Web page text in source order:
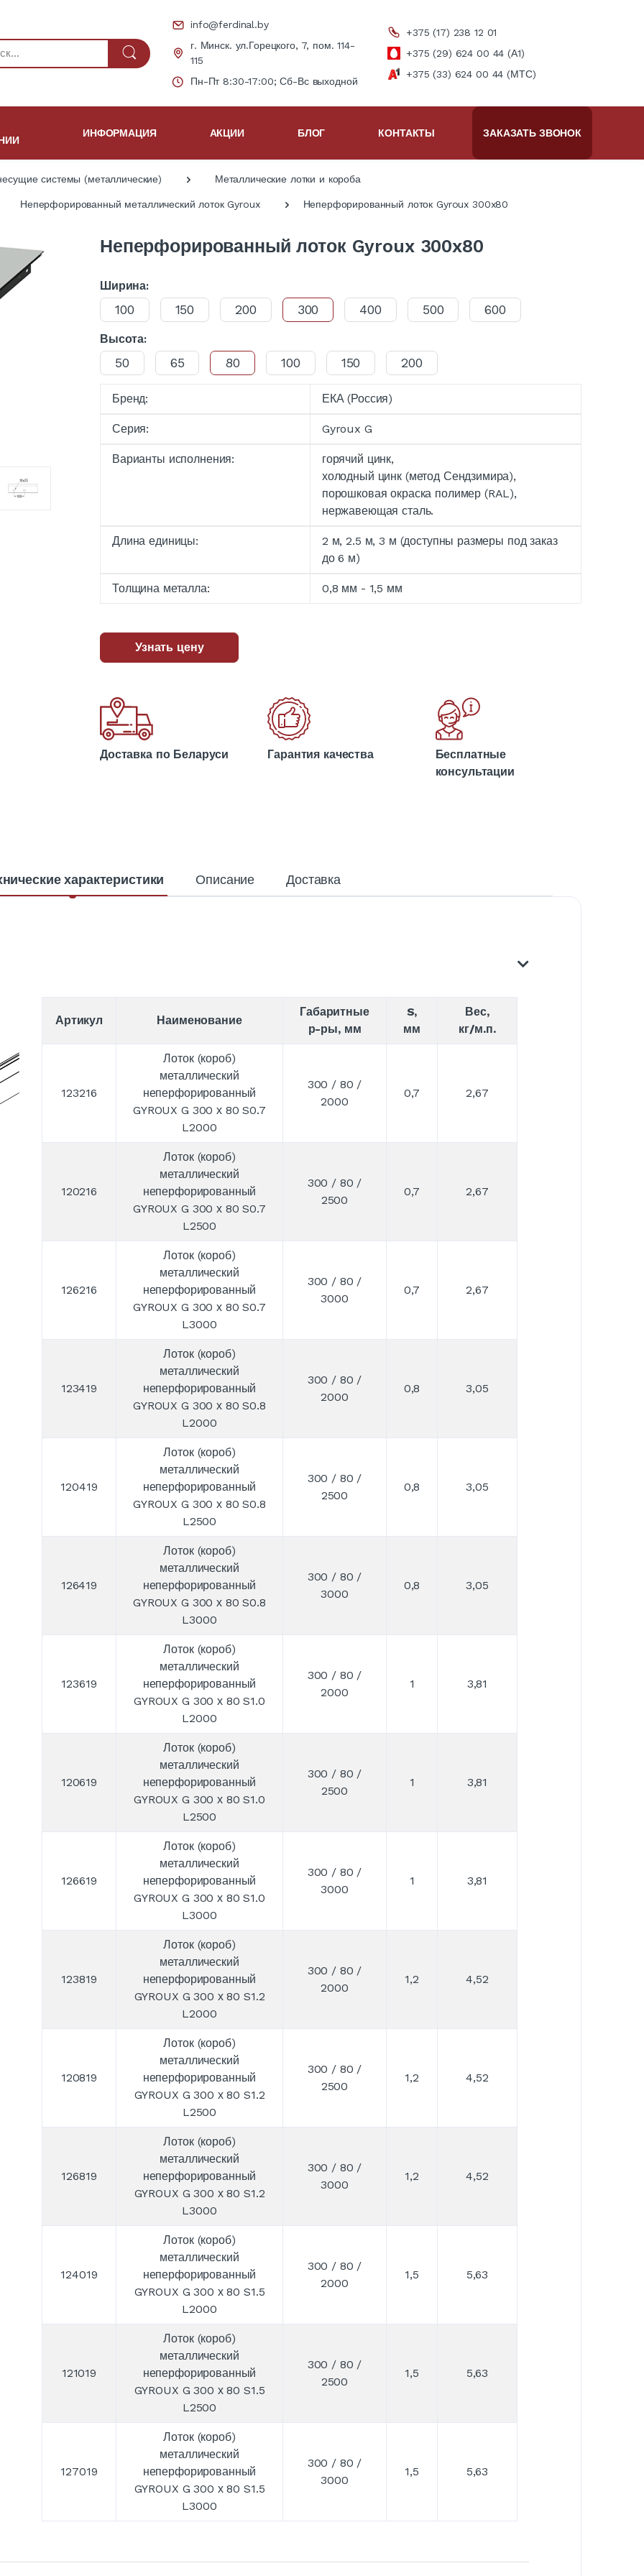
info@ferdinal.by
г. Минск. ул.Горецкого, 7, пом. 114-
115
Пн-Пт 8:30-17:00; Сб-Вс выходной
+375 (17) 238 12 01
+375 (29) 624 00 44 (А1)
+375 (33) 624 00 44 (МТС)
ИНФОРМАЦИЯ АКЦИИ БЛОГ КОНТАКТЫ ЗАКАЗАТЬ ЗВОНОК
системы (металлические) Металлические лотки и короба
Неперфорированный металлический лоток Gyroux Неперфорированный лоток Gyroux 300x80
Неперфорированный лоток Gyroux 300x80
Ширина:
100 150 200 300 400 500 600
Высота:
50 65 80 100 150 200
Бренд: ЕКА (Россия)
Серия: Gyroux G
Варианты исполнения:
горячий цинк,
холодный цинк (метод Сендзимира),
порошковая окраска полимер (RAL),
нержавеющая сталь.
Длина единицы:
2 м, 2.5 м, 3 м (доступны размеры под заказ
до 6 м)
Толщина металла: 0,8 мм - 1,5 мм
Узнать цену
Доставка по Беларуси Гарантия качества
Бесплатные
консультации
характеристики Описание Доставка
Артикул Наименование
Габаритные
р-ры, мм
S,
мм
Вес,
кг/м.п.
123216
Лоток (короб)
металлический
неперфорированный
GYROUX G 300 х 80 S0.7
L2000
300 / 80 /
2000
0,7 2,67
120216
Лоток (короб)
металлический
неперфорированный
GYROUX G 300 х 80 S0.7
L2500
300 / 80 /
2500
0,7 2,67
126216
Лоток (короб)
металлический
неперфорированный
GYROUX G 300 х 80 S0.7
L3000
300 / 80 /
3000
0,7 2,67
123419
Лоток (короб)
металлический
неперфорированный
GYROUX G 300 х 80 S0.8
L2000
300 / 80 /
2000
0,8 3,05
120419
Лоток (короб)
металлический
неперфорированный
GYROUX G 300 х 80 S0.8
L2500
300 / 80 /
2500
0,8 3,05
126419
Лоток (короб)
металлический
неперфорированный
GYROUX G 300 х 80 S0.8
L3000
300 / 80 /
3000
0,8 3,05
123619
Лоток (короб)
металлический
неперфорированный
GYROUX G 300 х 80 S1.0
L2000
300 / 80 /
2000
1 3,81
120619
Лоток (короб)
металлический
неперфорированный
GYROUX G 300 х 80 S1.0
L2500
300 / 80 /
2500
1 3,81
126619
Лоток (короб)
металлический
неперфорированный
GYROUX G 300 х 80 S1.0
L3000
300 / 80 /
3000
1 3,81
123819
Лоток (короб)
металлический
неперфорированный
GYROUX G 300 х 80 S1.2
L2000
300 / 80 /
2000
1,2 4,52
120819
Лоток (короб)
металлический
неперфорированный
GYROUX G 300 х 80 S1.2
L2500
300 / 80 /
2500
1,2 4,52
126819
Лоток (короб)
металлический
неперфорированный
GYROUX G 300 х 80 S1.2
L3000
300 / 80 /
3000
1,2 4,52
124019
Лоток (короб)
металлический
неперфорированный
GYROUX G 300 х 80 S1.5
L2000
300 / 80 /
2000
1,5 5,63
121019
Лоток (короб)
металлический
неперфорированный
GYROUX G 300 х 80 S1.5
L2500
300 / 80 /
2500
1,5 5,63
127019
Лоток (короб)
металлический
неперфорированный
GYROUX G 300 х 80 S1.5
L3000
300 / 80 /
3000
1,5 5,63